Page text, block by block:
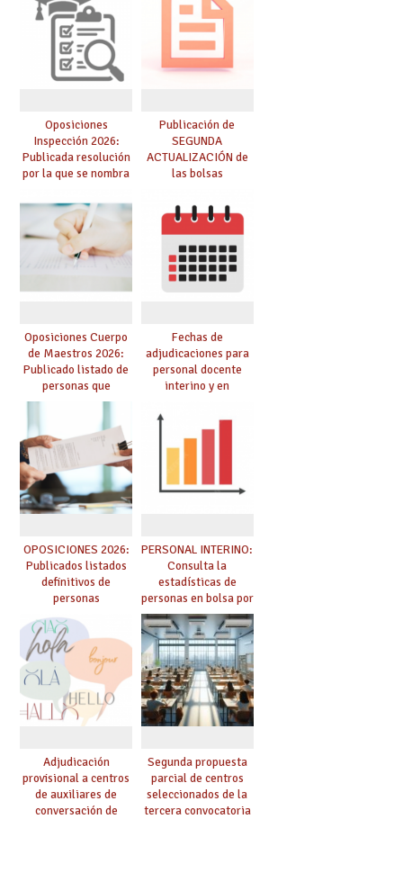
Oposiciones
Inspección 2026:
Publicada resolución
por la que se nombra
prácticas, se regulan
dichas prácticas y se
convoca acto público
de adjudicación
Publicación de
SEGUNDA
ACTUALIZACIÓN de
las bolsas
Cuerpo de Maestros
de especialidades
convocadas a
oposición
Oposiciones Cuerpo
de Maestros 2026:
Publicado listado de
personas que
adquieren nueva
especialidad
Fechas de
adjudicaciones para
personal docente
interino y en
debes saber
OPOSICIONES 2026:
Publicados listados
definitivos de
personas
seleccionadas. ¿Qué
hacer ahora si he
obtenido plaza?
PERSONAL INTERINO:
Consulta la
estadísticas de
personas en bolsa por
cuerpo, especialidad
y tipo de bolsa para
el curso 26/27
Adjudicación
provisional a centros
de auxiliares de
conversación de
Segunda propuesta
parcial de centros
seleccionados de la
tercera convocatoria